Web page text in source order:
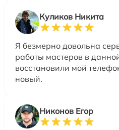
Куликов Никита
Я безмерно довольна
работы мастеров в
восстановили мой
новый.
Никонов Егор